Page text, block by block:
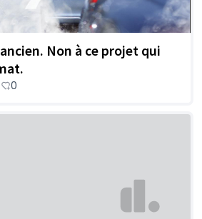
Non à ce projet qui
0